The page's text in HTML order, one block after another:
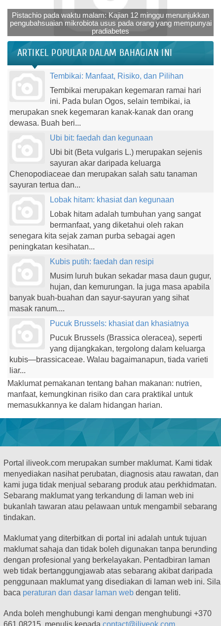
Pistachio pada waktu malam: Kajian 12 minggu menunjukkan
pengubahsuaian mikrobiota usus pada orang yang mempunyai
pradiabetes
ARTIKEL POPULAR DALAM BAHAGIAN INI
Tembikai: Manfaat, Risiko, dan Pilihan
Tembikai merupakan kegemaran ramai hari
ini. Pada bulan Ogos, selain tembikai, ia
merupakan snek kegemaran kanak-kanak dan orang
dewasa. Buah beri...
Ubi bit: faedah dan kegunaan
Ubi bit (Beta vulgaris L.) merupakan sejenis
sayuran akar daripada keluarga
Chenopodiaceae dan merupakan salah satu tanaman
sayuran tertua dan...
Lobak hitam: khasiat dan kegunaan
Lobak hitam adalah tumbuhan yang sangat
bermanfaat, yang diketahui oleh rakan
senegara kita sejak zaman purba sebagai agen
peningkatan kesihatan...
Kubis putih: faedah dan resipi
Musim luruh bukan sekadar masa daun gugur,
hujan, dan kemurungan. Ia juga masa apabila
banyak buah-buahan dan sayur-sayuran yang sihat
masak ranum....
Pucuk Brussels: khasiat dan khasiatnya
Pucuk Brussels (Brassica oleracea), seperti
yang dijangkakan, tergolong dalam keluarga
kubis—brassicaceae. Walau bagaimanapun, tiada varieti
liar...
Maklumat pemakanan tentang bahan makanan: nutrien,
manfaat, kemungkinan risiko dan cara praktikal untuk
memasukkannya ke dalam hidangan harian.
Portal iliveok.com merupakan sumber maklumat. Kami tidak
menyediakan nasihat perubatan, diagnosis atau rawatan, dan
kami juga tidak menjual sebarang produk atau perkhidmatan.
Sebarang maklumat yang terkandung di laman web ini
bukanlah tawaran atau pelawaan untuk mengambil sebarang
tindakan.
Maklumat yang diterbitkan di portal ini adalah untuk tujuan
maklumat sahaja dan tidak boleh digunakan tanpa berunding
dengan profesional yang berkelayakan. Pentadbiran laman
web tidak bertanggungjawab atas sebarang akibat daripada
penggunaan maklumat yang disediakan di laman web ini. Sila
baca peraturan dan dasar laman web dengan teliti.
Anda boleh menghubungi kami dengan menghubungi +370
661 08215, menulis kepada contact@iliveok.com